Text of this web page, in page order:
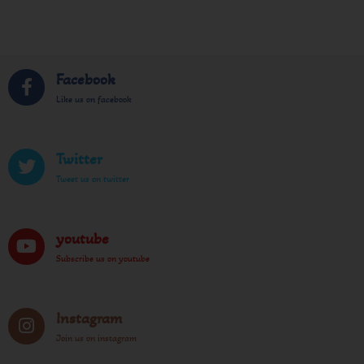
Facebook
Like us on facebook
Twitter
Tweet us on twitter
youtube
Subscribe us on youtube
Instagram
Join us on instagram